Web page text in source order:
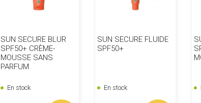
SUN SECURE BLUR
SPF50+ CRÈME-
MOUSSE SANS
PARFUM
En stock
SUN SECURE FLUIDE
SPF50+
En stock